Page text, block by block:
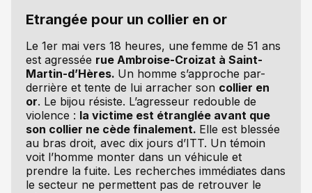
Etrangée pour un collier en or
Le 1er mai vers 18 heures, une femme de 51 ans
est agressée rue Ambroise-Croizat à Saint-
Martin-d’Hères. Un homme s’approche par-
derrière et tente de lui arracher son collier en
or. Le bijou résiste. L’agresseur redouble de
violence : la victime est étranglée avant que
son collier ne cède finalement. Elle est blessée
au bras droit, avec dix jours d’ITT. Un témoin
voit l’homme monter dans un véhicule et
prendre la fuite. Les recherches immédiates dans
le secteur ne permettent pas de retrouver le